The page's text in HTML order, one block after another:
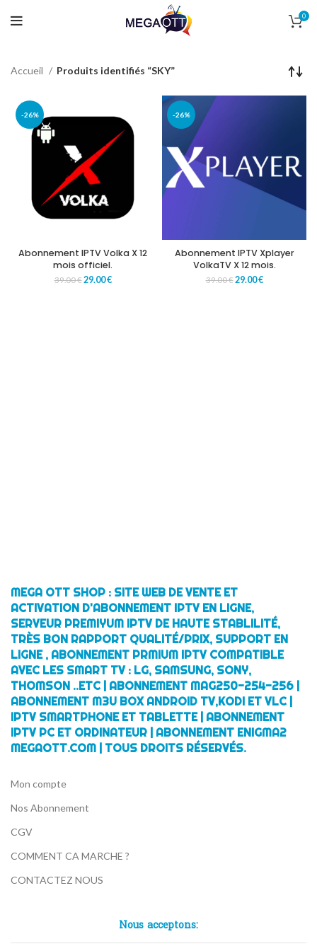
0
Accueil Produits identifiés “SKY”
-26%
Abonnement IPTV Volka X 12
mois officiel.
39.00€29.00€
-26%
Abonnement IPTV Xplayer
VolkaTV X 12 mois.
39.00€29.00€
MEGA OTT SHOP : SITE WEB DE VENTE ET
ACTIVATION D'ABONNEMENT IPTV EN LIGNE,
SERVEUR PREMIYUM IPTV DE HAUTE STABLILITÉ,
TRÈS BON RAPPORT QUALITÉ/PRIX, SUPPORT EN
LIGNE , ABONNEMENT PRMIUM IPTV COMPATIBLE
AVEC LES SMART TV : LG, SAMSUNG, SONY,
THOMSON ..ETC | ABONNEMENT MAG250-254-256 |
ABONNEMENT M3U BOX ANDROID TV,KODI ET VLC |
IPTV SMARTPHONE ET TABLETTE | ABONNEMENT
IPTV PC ET ORDINATEUR | ABONNEMENT ENIGMA2
MEGAOTT.COM | TOUS DROITS RÉSERVÉS.
Mon compte
Nos Abonnement
CGV
COMMENT CA MARCHE ?
CONTACTEZ NOUS
Nous acceptons: